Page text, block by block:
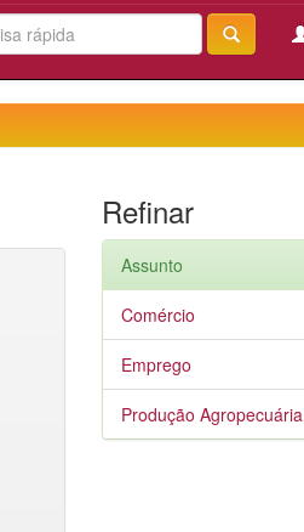
Refinar
Assunto
Comércio
Emprego
Produção Agropecuária